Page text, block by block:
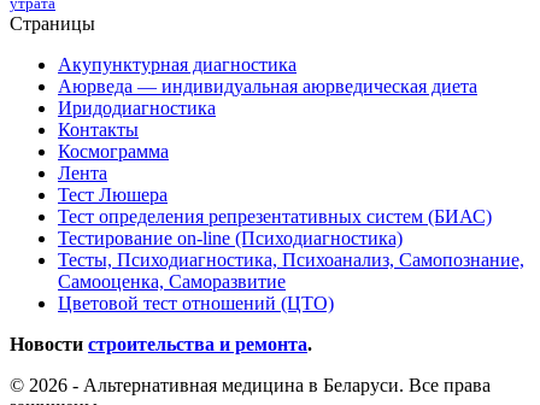
Страницы
Акупунктурная диагностика
Аюрведа — индивидуальная аюрведическая диета
Иридодиагностика
Контакты
Космограмма
Лента
Тест Люшера
Тест определения репрезентативных систем (БИАС)
Тестирование on-line (Психодиагностика)
Тесты, Психодиагностика, Психоанализ, Самопознание,
Самооценка, Саморазвитие
Цветовой тест отношений (ЦТО)
Новости строительства и ремонта.
© 2026 - Альтернативная медицина в Беларуси. Все права